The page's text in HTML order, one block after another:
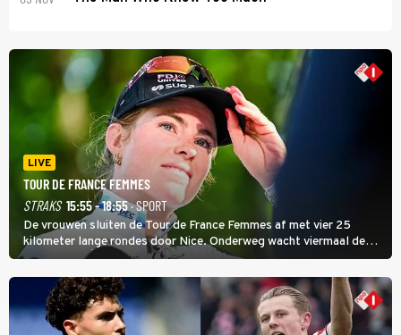
LIVE
TOUR DE FRANCE FEMMES
STRAKS 15:55 - 18:55· SPORT
De vrouwen sluiten de Tour de France Femmes af met vier 25
kilometer lange rondes door Nice. Onderweg wacht viermaal de
zware Col d'Èze. Aan de finish op de Promenade des Anglais krijgt
de eindwinnaar de laatste gele trui.